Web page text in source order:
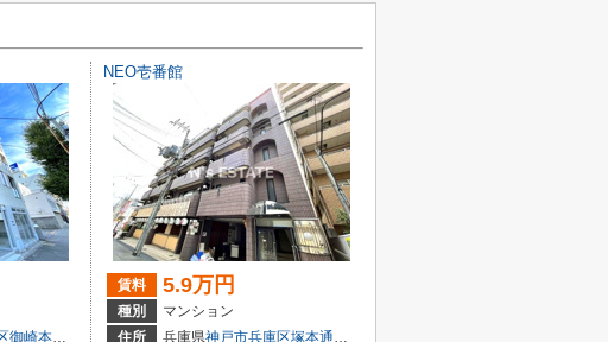
御崎本町
２丁目
NEO壱番館
賃料 5.9万円
種別
マンション
住所
兵庫県神戸市兵庫区塚本通５丁目